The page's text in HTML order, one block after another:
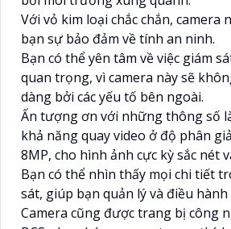
Với vỏ kim loại chắc chắn, camera
bạn sự bảo đảm về tính an ninh.
Bạn có thể yên tâm về việc giám
quan trọng, vì camera này sẽ
dàng bởi các yếu tố bên ngoài.
Ấn tượng ơn với những thông số
khả năng quay video ở độ phân
8MP, cho hình ảnh cực kỳ sắc nét
Bạn có thể nhìn thấy mọi chi tiết
sát, giúp bạn quản lý và điều
Camera cũng được trang bị công